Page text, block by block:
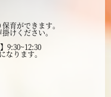
月
育ができます。
けください。
9:30~12:30
なります。